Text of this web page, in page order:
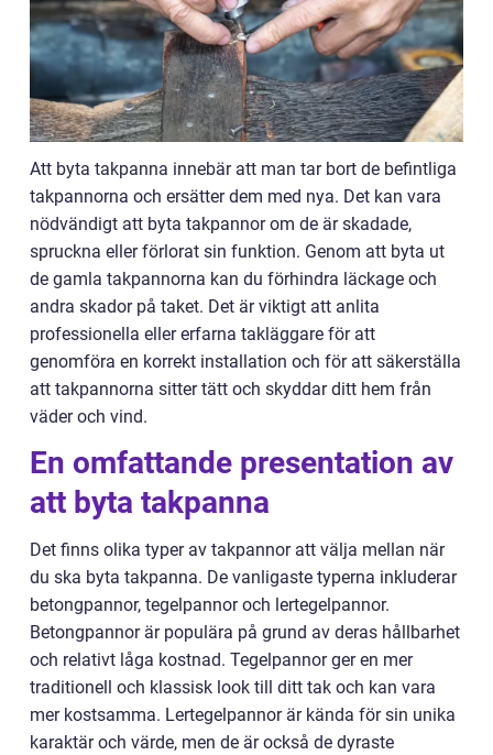
Att byta takpanna innebär att man tar bort de befintliga
takpannorna och ersätter dem med nya. Det kan vara
nödvändigt att byta takpannor om de är skadade,
spruckna eller förlorat sin funktion. Genom att byta ut
de gamla takpannorna kan du förhindra läckage och
andra skador på taket. Det är viktigt att anlita
professionella eller erfarna takläggare för att
genomföra en korrekt installation och för att säkerställa
att takpannorna sitter tätt och skyddar ditt hem från
väder och vind.
En omfattande presentation av
att byta takpanna
Det finns olika typer av takpannor att välja mellan när
du ska byta takpanna. De vanligaste typerna inkluderar
betongpannor, tegelpannor och lertegelpannor.
Betongpannor är populära på grund av deras hållbarhet
och relativt låga kostnad. Tegelpannor ger en mer
traditionell och klassisk look till ditt tak och kan vara
mer kostsamma. Lertegelpannor är kända för sin unika
karaktär och värde, men de är också de dyraste